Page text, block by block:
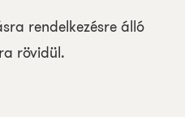
rendelkezésre álló
rövidül.